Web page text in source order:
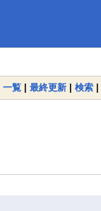
一覧 | 最終更新 | 検索 |